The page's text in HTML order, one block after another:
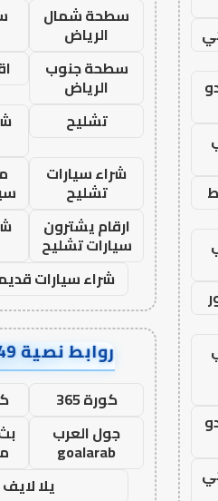
سطحة شمال
الرياض
سطحة جنوب
الرياض
تشليح
شراء سيارات
تشليح
ارقام يشترون
سيارات تشليح
شراء سيارات
روابط نصية AA67449
كورة 365
جول العرب
goalarab
يلا لايف